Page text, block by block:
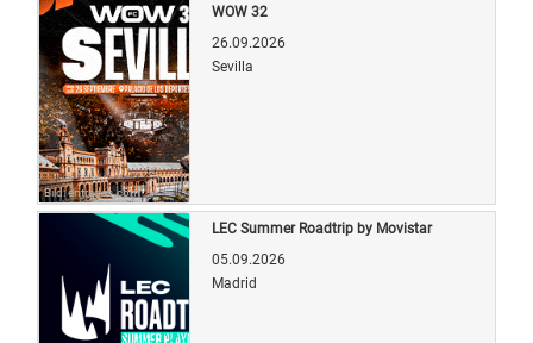
Bild: entradas.com
WOW 32
26.09.2026
Sevilla
LEC Summer Roadtrip by Movistar
05.09.2026
Madrid